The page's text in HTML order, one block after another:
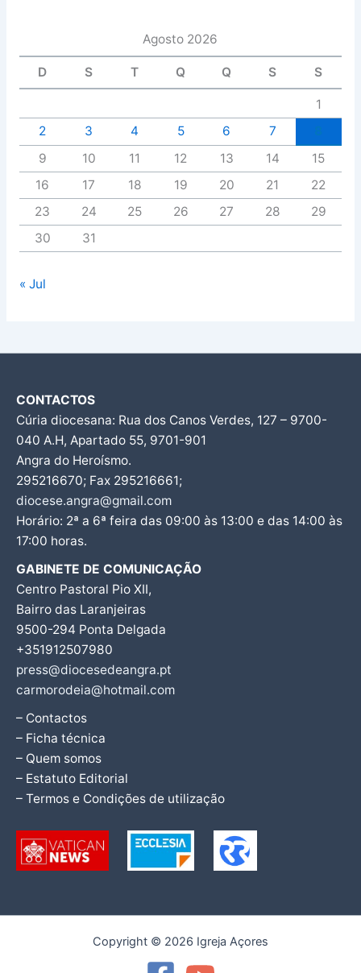
Agosto 2026
D S T Q Q S S
1
2
3 4 5 6 7
9
10 11 12 13 14
15
16
17 18 19 20 21
22
23
24 25 26 27 28
29
30
31
« Jul
CONTACTOS
Cúria diocesana: Rua dos Canos Verdes, 127 – 9700-
040 A.H, Apartado 55, 9701-901
Angra do Heroísmo.
295216670; Fax 295216661;
diocese.angra@gmail.com
Horário: 2ª a 6ª feira das 09:00 às 13:00 e das 14:00 às
17:00 horas.
GABINETE DE COMUNICAÇÃO
Centro Pastoral Pio XII,
Bairro das Laranjeiras
9500-294 Ponta Delgada
+351912507980
press@diocesedeangra.pt
carmorodeia@hotmail.com
– Contactos
– Ficha técnica
– Quem somos
– Estatuto Editorial
– Termos e Condições de utilização
Copyright © 2026 Igreja Açores